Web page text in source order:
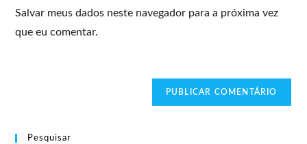
Salvar meus dados neste navegador para a próxima vez
que eu comentar.
Pesquisar